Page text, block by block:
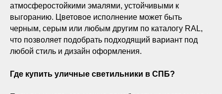
атмосферостойкими эмалями, устойчивыми к
выгоранию. Цветовое исполнение может быть
черным, серым или любым другим по каталогу RAL,
что позволяет подобрать подходящий вариант под
любой стиль и дизайн оформления.
Где купить уличные светильники в СПБ?